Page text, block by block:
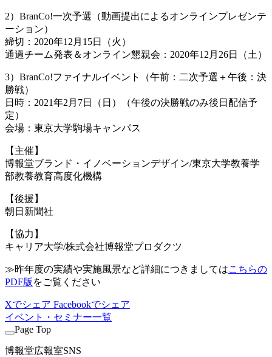
2）BranCo!一次予選（動画提出によるオンラインプレゼンテ
ーション）
締切：2020年12月15日（火）
通過チーム発表＆オンライン懇親会：2020年12月26日（土）
3）BranCo!ファイナルイベント（午前：二次予選＋午後：決
勝戦）
日時：2021年2月7日（日）（午後の決勝戦のみ後日配信予
定）
会場：東京大学駒場キャンパス
【主催】
博報堂ブランド・イノベーションデザイン/東京大学教養学
部教養教育高度化機構
【後援】
朝日新聞社
【協力】
キャリア大学/株式会社博報堂プロダクツ
≫昨年度の実績や実施風景など詳細につきましてはこちらの
PDF版 をご覧ください
Xでシェア Facebookでシェア
イベント・セミナー一覧
Page Top
博報堂広報室SNS